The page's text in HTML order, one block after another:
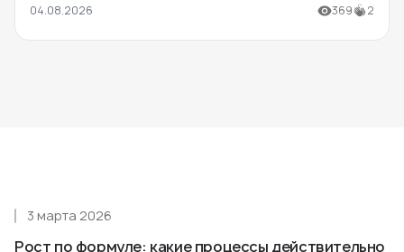
04.08.2026 369 2
Рост по формуле: какие процессы действительно
3 марта 2026